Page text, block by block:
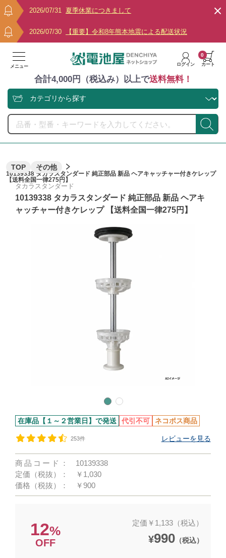
2026/07/31 夏季休業につきまして
2026/07/30 【重要】令和8年熊本地震による配送状況
メニュー ログイン カート
0
合計4,000円（税込み）以上で送料無料！
TOP その他
10139338 タカラスタンダード 純正部品 新品 ヘアキャッチャー付きケレップ
【送料全国一律275円】
タカラスタンダード
10139338 タカラスタンダード 純正部品 新品 ヘアキ
ャッチャー付きケレップ 【送料全国一律275円】
在庫品【１～２営業日】で発送 代引不可 ネコポス商品
253件 レビューを見る
商品コード：
10139338
定価（税抜）：
￥1,030
価格（税抜）：
￥900
12%
OFF
定価￥1,133（税込）
¥990（税込）